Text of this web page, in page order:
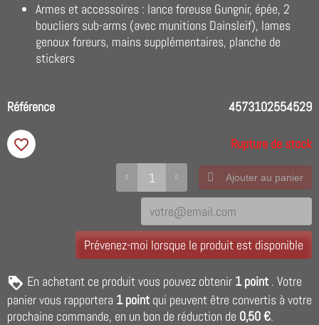
Armes et accessoires : lance foreuse Gungnir, épée, 2
boucliers sub-arms (avec munitions Dainsleif), lames
genoux foreurs, mains supplémentaires, planche de
stickers
Référence 4573102554529
Rupture de stock
Ajouter au panier
favorite_border
Prévenez-moi lorsque le produit est disponible
En achetant ce produit vous pouvez obtenir 1 point . Votre
panier vous rapportera 1point qui peuvent être convertis à votre
prochaine commande, en un bon de réduction de 0,50 €.